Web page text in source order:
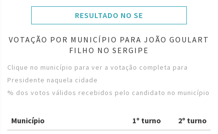
RESULTADO NO SE
VOTAÇÃO POR MUNICÍPIO PARA JOÃO GOULART
FILHO NO SERGIPE
Clique no município para ver a votação completa para
Presidente naquela cidade
% dos votos válidos recebidos pelo candidato no município
Município 1º turno 2º turno